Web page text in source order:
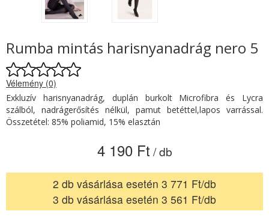
Rumba mintás harisnyanadrág nero 5
Vélemény (0)
Exkluzív harisnyanadrág, duplán burkolt Microfibra és Lycra
szálból, nadrágerősítés nélkül, pamut betéttel,lapos varrással.
Összetétel: 85% poliamid, 15% elasztán
4 190 Ft / db
2 db vásárlása esetén 3 771 Ft/db
3 db vásárlása esetén 3 561 Ft/db